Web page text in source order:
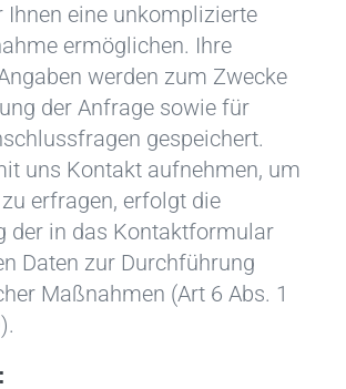
Ihnen eine unkomplizierte
ermöglichen. Ihre
werden zum Zwecke
der Anfrage sowie für
gespeichert.
uns Kontakt aufnehmen, um
erfragen, erfolgt die
der in das Kontaktformular
Daten zur Durchführung
Maßnahmen (Art 6 Abs. 1